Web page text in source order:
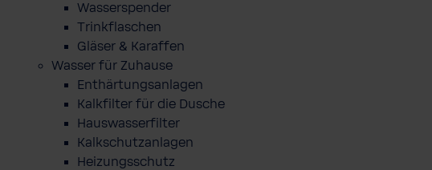
Wasserspender
Trinkflaschen
Gläser & Karaffen
Wasser für Zuhause
Enthärtungsanlagen
Kalkfilter für die Dusche
Hauswasserfilter
Kalkschutzanlagen
Heizungsschutz